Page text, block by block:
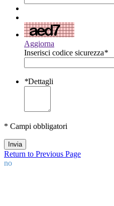
Aggiorna
Inserisci codice sicurezza*
*Dettagli
* Campi obbligatori
Invia
Return to Previous Page
no